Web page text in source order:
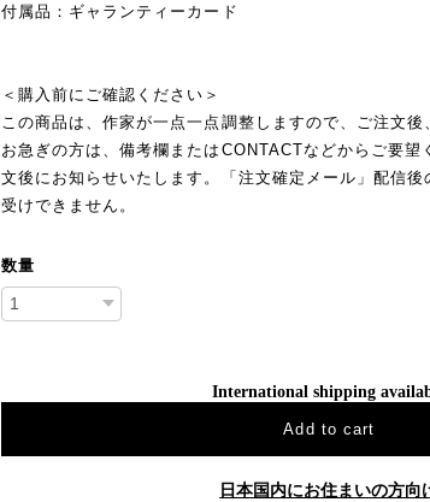
付属品：ギャランティーカード
＜購入前にご確認ください＞
この商品は、作家が一点一点調整しますので、ご注文後
お急ぎの方は、備考欄またはCONTACTなどからご要望
文後にお知らせいたします。「注文確定メール」配信後
受けできません。
数量
International shipping
Add to cart
日本国内にお住まいの方向